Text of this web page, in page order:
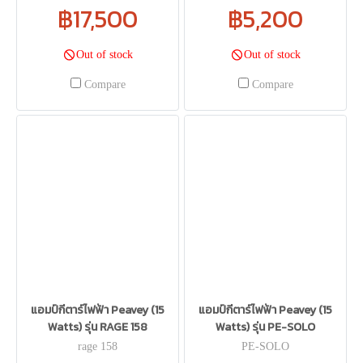
฿17,500
Out of stock
Compare
฿5,200
Out of stock
Compare
แอมป์กีตาร์ไฟฟ้า Peavey (15
Watts) รุ่น RAGE 158
rage 158
แอมป์กีตาร์ไฟฟ้า Peavey (15
Watts) รุ่น PE-SOLO
PE-SOLO